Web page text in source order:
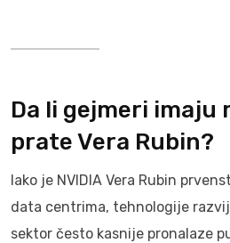
Da li gejmeri imaju
prate Vera Rubin?
Iako je NVIDIA Vera Rubin
data centrima, tehnologije
sektor često kasnije pronalaze